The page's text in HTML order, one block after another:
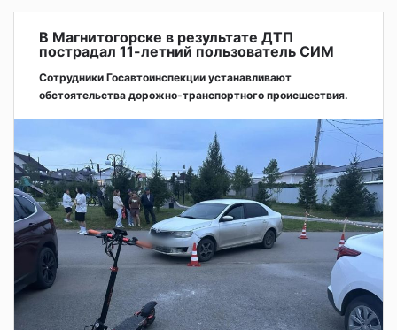
В Магнитогорске в результате ДТП
пострадал 11-летний пользователь СИМ
Сотрудники Госавтоинспекции устанавливают
обстоятельства дорожно-транспортного происшествия.